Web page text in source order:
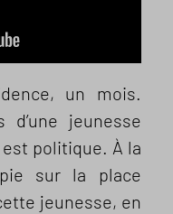
un mois.
jeunesse
politique. À la
sur la place
jeunesse, en